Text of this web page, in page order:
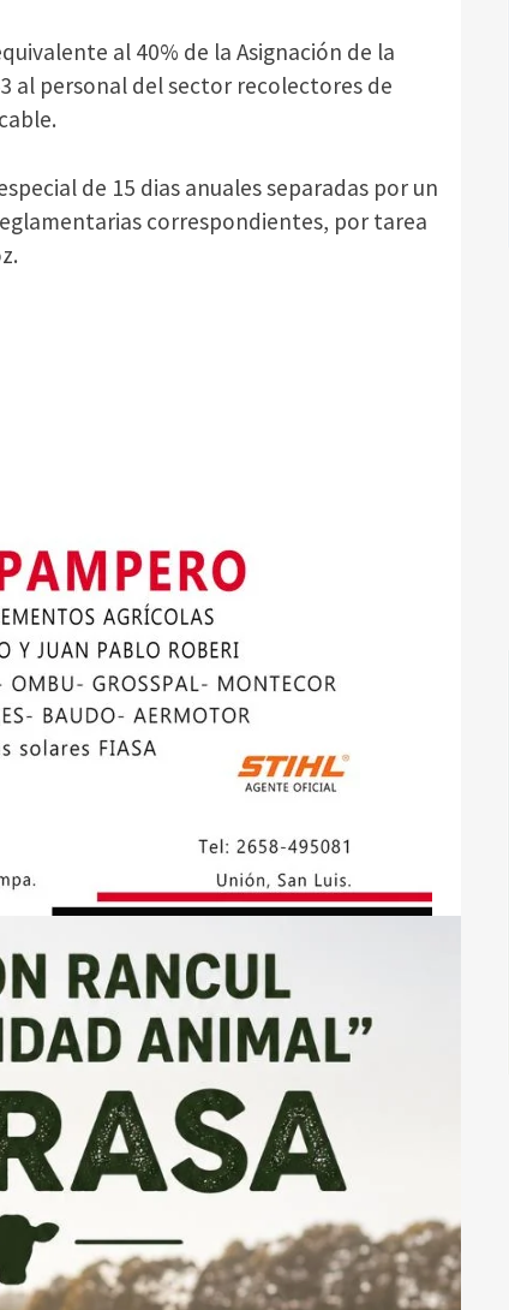
al 40% de la Asignación de la
al personal del sector recolectores de
de 15 dias anuales separadas por un
correspondientes, por tarea